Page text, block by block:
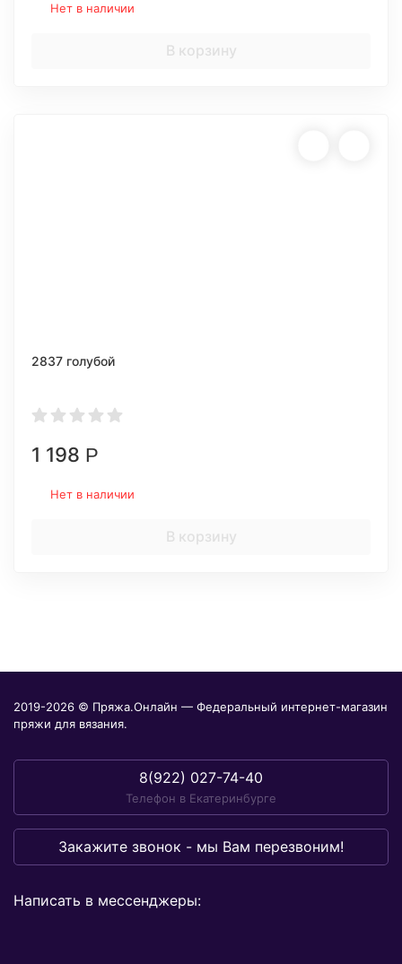
Нет в наличии
В корзину
2837 голубой
1 198 Р
Нет в наличии
В корзину
2019-2026 © Пряжа.Онлайн — Федеральный интернет-магазин
пряжи для вязания.
8(922) 027-74-40
Телефон в Екатеринбурге
Закажите звонок - мы Вам перезвоним!
Написать в мессенджеры: